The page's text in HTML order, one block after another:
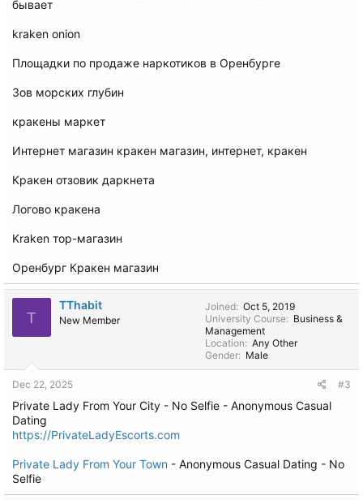
бывает
kraken onion
Площадки по продаже наркотиков в Оренбурге
Зов морских глубин
кракены маркет
Интернет магазин кракен магазин, интернет, кракен
Кракен отзовик даркнета
Логово кракена
Kraken тор-магазин
Оренбург Кракен магазин
T
TThabit
New Member
Joined Oct 5, 2019
University Course
Business &
Management
Location
Any Other
Gender
Male
Dec 22, 2025 #3
Private Lady From Your City - No Selfie - Anonymous Casual
Dating
https://PrivateLadyEscorts.com
Private Lady From Your Town - Anonymous Casual Dating - No
Selfie